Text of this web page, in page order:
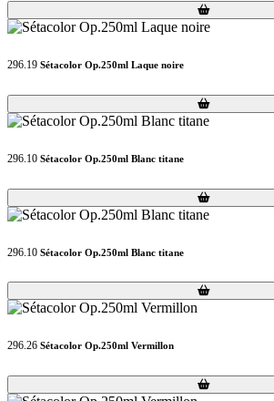
Loading...
Loading...
296.19 Sétacolor Op.250ml Laque noire
Loading...
Loading...
296.10 Sétacolor Op.250ml Blanc titane
Loading...
Loading...
296.10 Sétacolor Op.250ml Blanc titane
Loading...
Loading...
296.26 Sétacolor Op.250ml Vermillon
Loading...
Loading...